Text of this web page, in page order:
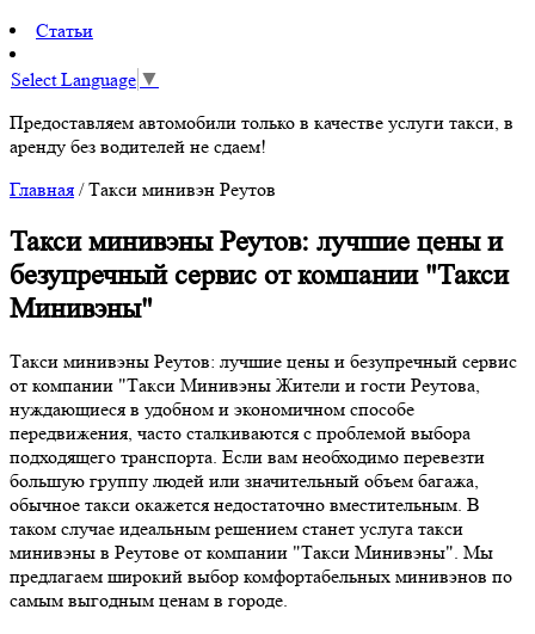
Статьи
Select Language ▼
Предоставляем автомобили только в качестве услуги такси, в
аренду без водителей не сдаем!
Главная /Такси минивэн Реутов
Такси минивэны Реутов: лучшие цены и
безупречный сервис от компании "Такси
Минивэны"
Такси минивэны Реутов: лучшие цены и безупречный сервис
от компании "Такси Минивэны Жители и гости Реутова,
нуждающиеся в удобном и экономичном способе
передвижения, часто сталкиваются с проблемой выбора
подходящего транспорта. Если вам необходимо перевезти
большую группу людей или значительный объем багажа,
обычное такси окажется недостаточно вместительным. В
таком случае идеальным решением станет услуга такси
минивэны в Реутове от компании "Такси Минивэны". Мы
предлагаем широкий выбор комфортабельных минивэнов по
самым выгодным ценам в городе.